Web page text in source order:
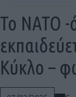
Το ΝΑΤΟ -
Κύκλο –